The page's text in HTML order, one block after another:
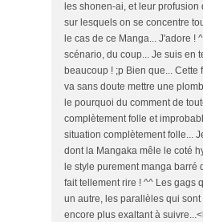
les shonen-ai, et leur
sur lesquels on se concentre
le cas de ce Manga... J'adore !
scénario, du coup... Je suis en
beaucoup ! ;p Bien que...
va sans doute mettre une
le pourquoi du comment de
complètement folle et
situation complètement folle...
dont la Mangaka mêle le coté
le style purement manga barré
fait tellement rire ! ^^ Les gags
un autre, les parallèles qui
encore plus exaltant à